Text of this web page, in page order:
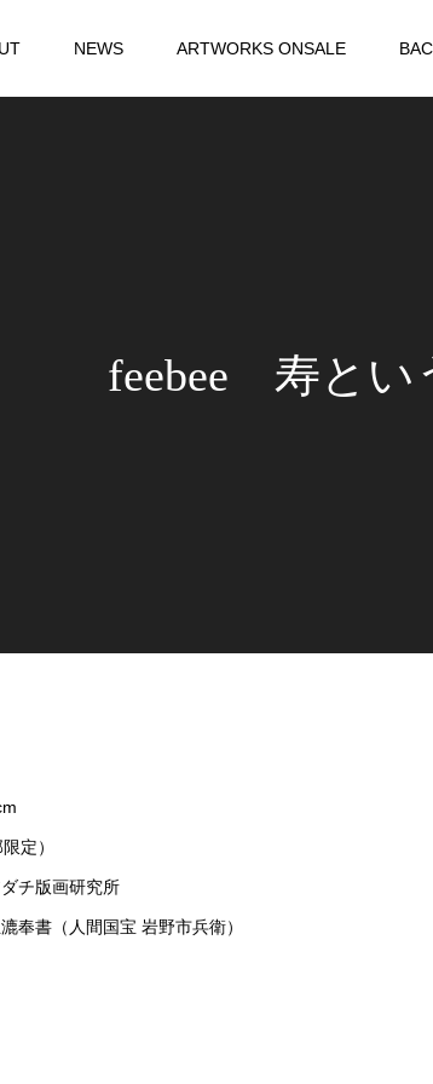
NEWS ARTWORKS ONSALE
feebee 寿とい
定）
版画研究所
（人間国宝 岩野市兵衛）